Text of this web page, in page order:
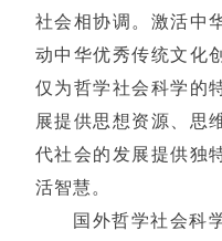
社会相协调。激活中
动中华优秀传统文化
仅为哲学社会科学的
展提供思想资源、思
代社会的发展提供独
活智慧。
国外哲学社会科